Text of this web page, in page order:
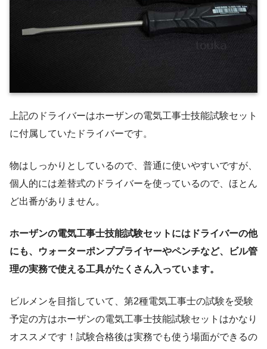
上記のドライバーはホーザンの電気工事士技能試験セット
に付属していたドライバーです。
物はしっかりとしているので、普通に使いやすいですが、
個人的には差替式のドライバーを使っているので、ほとん
ど出番がありません。
ホーザンの電気工事士技能試験セットにはドライバーの他
にも、ウォーターポンププライヤーやペンチなど、ビル管
理の実務で使える工具がたくさん入っています。
ビルメンを目指していて、第2種電気工事士の試験を受験
予定の方はホーザンの電気工事士技能試験セットはかなり
オススメです！試験合格後は実務でも使う場面ができるの